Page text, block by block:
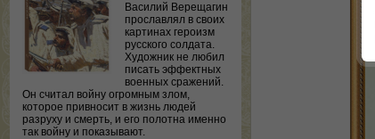
Василий Верещагин
прославлял в своих
картинах героизм
русского солдата.
Художник не любил
писать эффектных
военных сражений.
Он считал войну огромным злом,
которое привносит в жизнь людей
разруху и смерть, и его полотна именно
так войну и показывают.